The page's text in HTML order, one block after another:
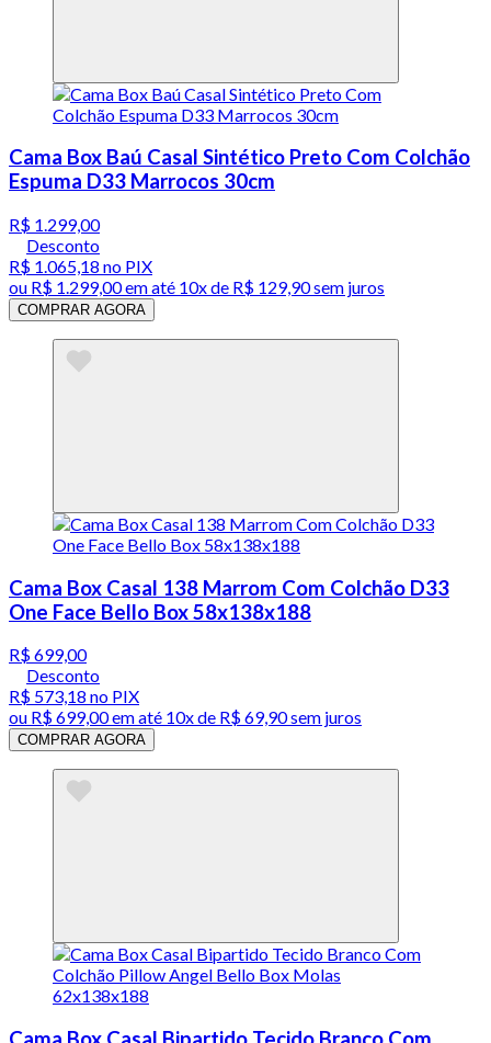
Cama Box Baú Casal Sintético Preto Com Colchão
Espuma D33 Marrocos 30cm
R$ 1.299,00
Desconto
R$ 1.065,18 no PIX
ou R$ 1.299,00em até 10x de R$ 129,90 sem juros
COMPRAR AGORA
Cama Box Casal 138 Marrom Com Colchão D33
One Face Bello Box 58x138x188
R$ 699,00
Desconto
R$ 573,18 no PIX
ou R$ 699,00em até 10x de R$ 69,90 sem juros
COMPRAR AGORA